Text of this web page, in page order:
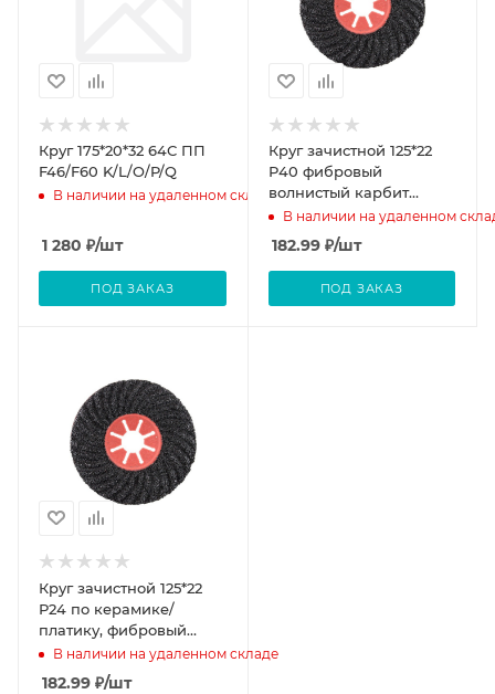
Круг 175*20*32 64С ПП
F46/F60 K/L/O/P/Q
В наличии на удаленном складе
1 280 ₽/шт
ПОД ЗАКАЗ
Круг зачистной 125*22
Р40 фибровый
волнистый карбит
кремния черный Semtul
В наличии на удаленном
182.99₽/шт
ПОД ЗАКАЗ
Круг зачистной 125*22
Р24 по керамике/
платику, фибровый
волнистый карбит
кремния черный Semtul
В наличии на удаленном складе
182.99 ₽/шт